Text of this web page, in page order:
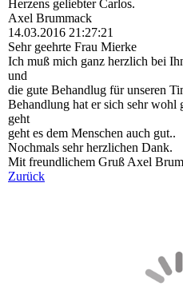
Herzens geliebter Carlos.
Axel Brummack
14.03.2016 21:27:21
Sehr geehrte Frau Mierke
Ich muß mich ganz herzlich bei
und
die gute Behandlug für unseren
Behandlung hat er sich sehr wohl
geht
geht es dem Menschen auch gut..
Nochmals sehr herzlichen Dank.
Mit freundlichem Gruß Axel
Zurück